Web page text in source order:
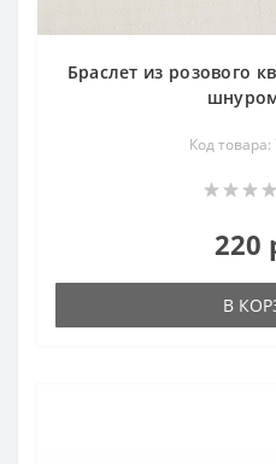
Браслет из розового
Код
220
В